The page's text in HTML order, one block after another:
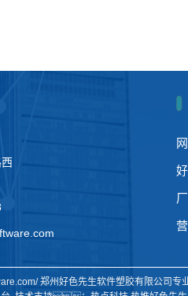
郑州好色先生软件塑胶有限公司专